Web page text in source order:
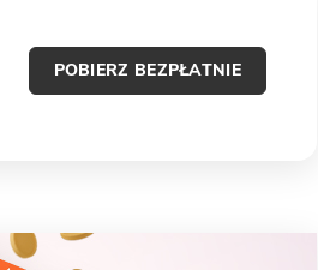
POBIERZ BEZPŁATNIE